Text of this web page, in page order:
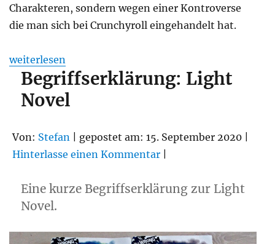
Charakteren, sondern wegen einer Kontroverse
die man sich bei Crunchyroll eingehandelt hat.
„KI und MTL in Übersetzungen von Light Novel und
weiterlesen
Begriffserklärung: Light
Novel
Von: Stefan | gepostet am: 15. September 2020 |
Hinterlasse einen Kommentar
Eine kurze Begriffserklärung zur Light
Novel.